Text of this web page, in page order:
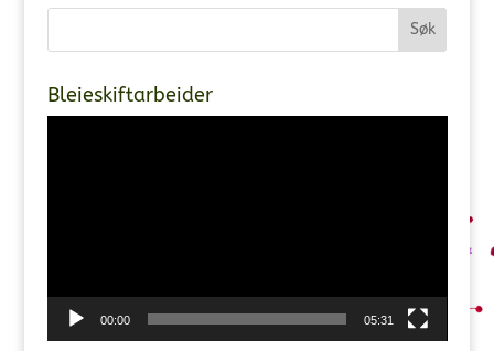
Bleieskiftarbeider
00:00 05:31